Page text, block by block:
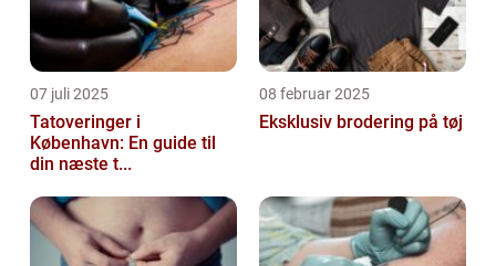
07 juli 2025
Tatoveringer i
København: En guide til
din næste t...
08 februar 2025
Eksklusiv brodering på tøj